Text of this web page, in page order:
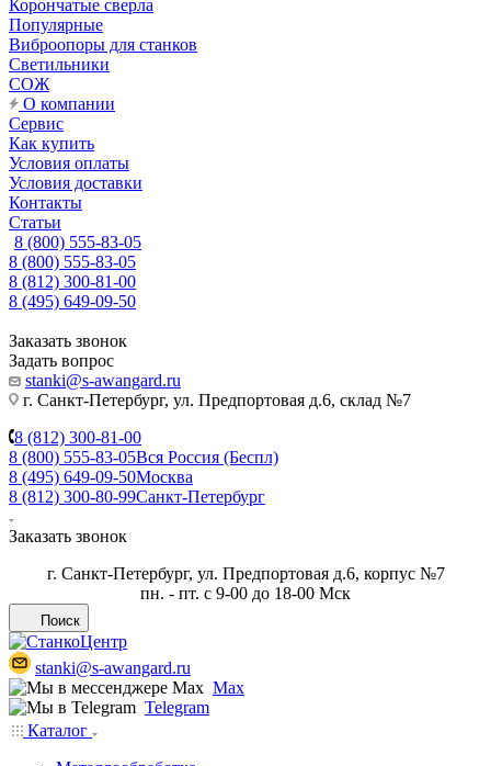
Корончатые сверла
Популярные
Виброопоры для станков
Светильники
СОЖ
О компании
Сервис
Как купить
Условия оплаты
Условия доставки
Контакты
Статьи
8 (800) 555-83-05
8 (800) 555-83-05
8 (812) 300-81-00
8 (495) 649-09-50
Заказать звонок
Задать вопрос
stanki@s-awangard.ru
г. Санкт-Петербург, ул. Предпортовая д.6, склад №7
8 (812) 300-81-00
8 (800) 555-83-05Вся Россия (Беспл)
8 (495) 649-09-50Москва
8 (812) 300-80-99Санкт-Петербург
Заказать звонок
г. Санкт-Петербург, ул. Предпортовая д.6, корпус №7
пн. - пт. с 9-00 до 18-00 Мск
Поиск
stanki@s-awangard.ru
Max
Telegram
Каталог